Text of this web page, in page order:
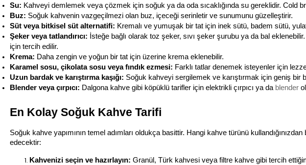
Su: Kahveyi demlemek veya çözmek için soğuk ya da oda sıcaklığında su gereklidir. Cold
Buz: Soğuk kahvenin vazgeçilmezi olan buz, içeceği serinletir ve sunumunu güzelleştirir.
Süt veya bitkisel süt alternatifi: Kremalı ve yumuşak bir tat için inek sütü, badem sütü,
Şeker veya tatlandırıcı: İsteğe bağlı olarak toz şeker, sıvı şeker şurubu ya da bal
için tercih edilir.
Krema: Daha zengin ve yoğun bir tat için üzerine krema eklenebilir.
Karamel sosu, çikolata sosu veya fındık ezmesi: Farklı tatlar denemek isteyenler için
Uzun bardak ve karıştırma kaşığı: Soğuk kahveyi sergilemek ve karıştırmak için geniş bir
Blender veya çırpıcı: Dalgona kahve gibi köpüklü tarifler için elektrikli çırpıcı ya da blender
En Kolay Soğuk Kahve Tarifi
Soğuk kahve yapımının temel adımları oldukça basittir. Hangi kahve türünü
edecektir:
Kahvenizi seçin ve hazırlayın: Granül, Türk kahvesi veya filtre kahve gibi tercih